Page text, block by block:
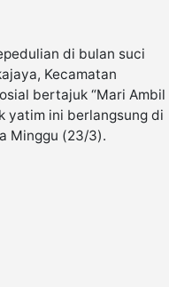
di bulan suci
Kecamatan
bertajuk “Mari Ambil
yatim ini berlangsung di
Minggu (23/3).